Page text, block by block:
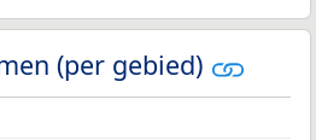
(per gebied)